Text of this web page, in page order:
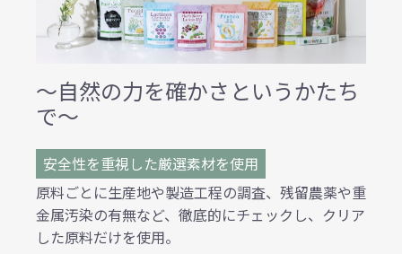
～自然の力を確かさというかたち
で～
安全性を重視した厳選素材を使用
原料ごとに生産地や製造工程の調査、残留農薬や重
金属汚染の有無など、徹底的にチェックし、クリア
した原料だけを使用。